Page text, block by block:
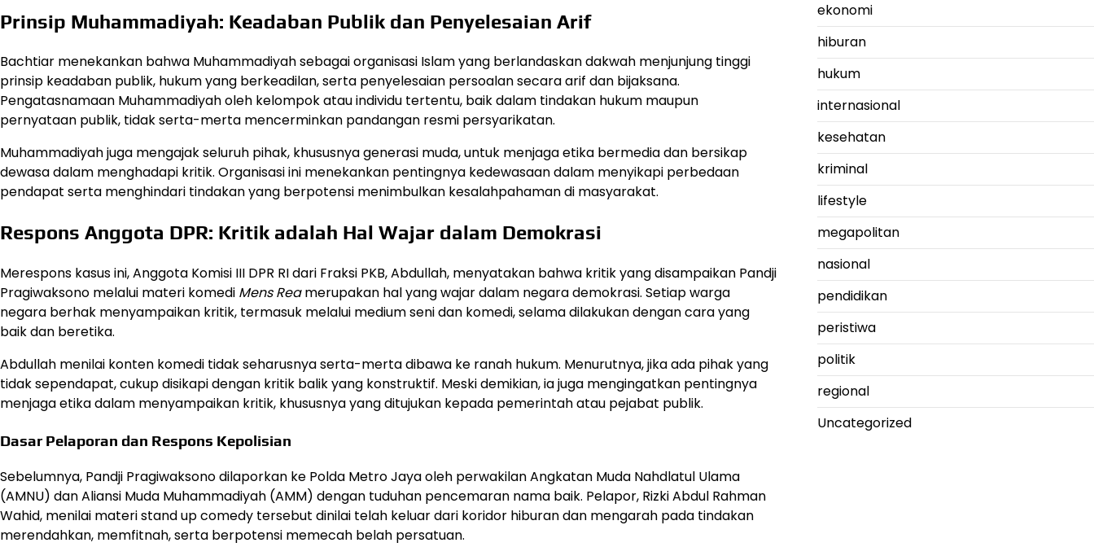
Prinsip Muhammadiyah: Keadaban Publik dan Penyelesaian Arif
Bachtiar menekankan bahwa Muhammadiyah sebagai organisasi Islam yang berlandaskan dakwah menjunjung tinggi
prinsip keadaban publik, hukum yang berkeadilan, serta penyelesaian persoalan secara arif dan bijaksana.
Pengatasnamaan Muhammadiyah oleh kelompok atau individu tertentu, baik dalam tindakan hukum maupun
pernyataan publik, tidak serta-merta mencerminkan pandangan resmi persyarikatan.
Muhammadiyah juga mengajak seluruh pihak, khususnya generasi muda, untuk menjaga etika bermedia dan bersikap
dewasa dalam menghadapi kritik. Organisasi ini menekankan pentingnya kedewasaan dalam menyikapi perbedaan
pendapat serta menghindari tindakan yang berpotensi menimbulkan kesalahpahaman di masyarakat.
Respons Anggota DPR: Kritik adalah Hal Wajar dalam Demokrasi
Merespons kasus ini, Anggota Komisi III DPR RI dari Fraksi PKB, Abdullah, menyatakan bahwa kritik yang disampaikan Pandji
Pragiwaksono melalui materi komedi Mens Reamerupakan hal yang wajar dalam negara demokrasi. Setiap warga
negara berhak menyampaikan kritik, termasuk melalui medium seni dan komedi, selama dilakukan dengan cara yang
baik dan beretika.
Abdullah menilai konten komedi tidak seharusnya serta-merta dibawa ke ranah hukum. Menurutnya, jika ada pihak yang
tidak sependapat, cukup disikapi dengan kritik balik yang konstruktif. Meski demikian, ia juga mengingatkan pentingnya
menjaga etika dalam menyampaikan kritik, khususnya yang ditujukan kepada pemerintah atau pejabat publik.
Dasar Pelaporan dan Respons Kepolisian
Sebelumnya, Pandji Pragiwaksono dilaporkan ke Polda Metro Jaya oleh perwakilan Angkatan Muda Nahdlatul Ulama
(AMNU) dan Aliansi Muda Muhammadiyah (AMM) dengan tuduhan pencemaran nama baik. Pelapor, Rizki Abdul Rahman
Wahid, menilai materi stand up comedy tersebut dinilai telah keluar dari koridor hiburan dan mengarah pada tindakan
merendahkan, memfitnah, serta berpotensi memecah belah persatuan.
ekonomi
hiburan
hukum
internasional
kesehatan
kriminal
lifestyle
megapolitan
nasional
pendidikan
peristiwa
politik
regional
Uncategorized